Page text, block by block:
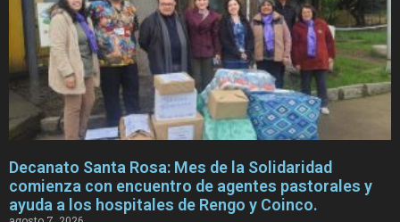
Decanato Santa Rosa: Mes de la Solidaridad
comienza con encuentro de agentes pastorales y
ayuda a los hospitales de Rengo y Coinco.